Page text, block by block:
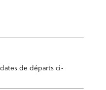
de départs ci-